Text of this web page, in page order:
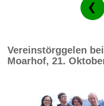
Vereinstörggelen
Moarhof, 21.